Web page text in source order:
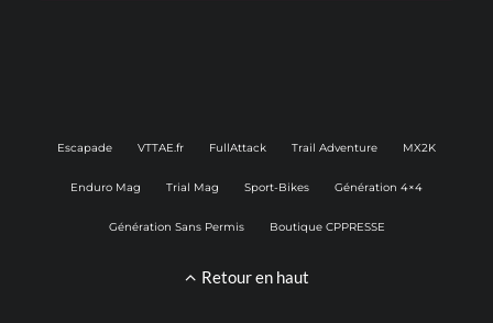
Escapade VTTAE.fr FullAttack Trail Adventure MX2K
Enduro Mag Trial Mag Sport-Bikes Génération 4×4
Génération Sans Permis Boutique CPPRESSE
Retour en haut